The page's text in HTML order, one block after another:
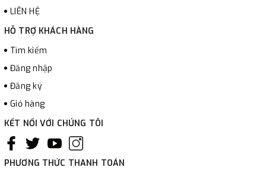
LIÊN HỆ
HỖ TRỢ KHÁCH HÀNG
Tìm kiếm
Đăng nhập
Đăng ký
Giỏ hàng
KẾT NỐI VỚI CHÚNG TÔI
PHƯƠNG THỨC THANH TOÁN